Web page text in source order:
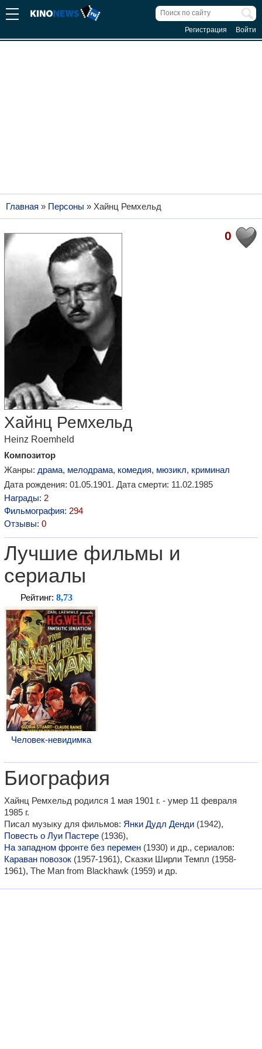
Регистрация Войти
Главная » Персоны » Хайнц Ремхельд
0
Хайнц Ремхельд
Heinz Roemheld
Композитор
Жанры: драма, мелодрама, комедия, мюзикл, криминал
Дата рождения: 01.05.1901. Дата смерти: 11.02.1985
Награды: 2
Фильмография: 294
Отзывы: 0
Лучшие фильмы и
сериалы
Рейтинг: 8,73
Человек-невидимка
Биография
Хайнц Ремхельд родился 1 мая 1901 г. - умер 11 февраля
1985 г.
Писал музыку для фильмов: Янки Дудл Денди (1942),
Повесть о Луи Пастере (1936),
На западном фронте без перемен (1930) и др., сериалов:
Караван повозок (1957-1961), Сказки Ширли Темпл (1958-
1961), The Man from Blackhawk (1959) и др.